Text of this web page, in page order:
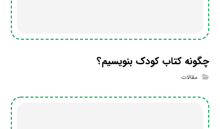
چگونه کتاب کودک بنویسیم؟
مقالات